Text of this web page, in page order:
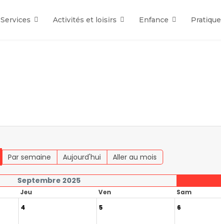
Services Activités et loisirs Enfance Pratique
Par semaine Aujourd'hui Aller au mois
Septembre 2025
Jeu Ven Sam
4 5 6